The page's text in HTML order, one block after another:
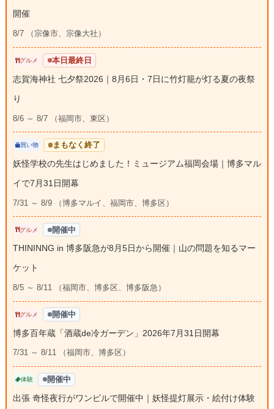
開催
8/7 （宗像市、宗像大社）
グルメ 本日最終日
志賀海神社 七夕祭2026｜8月6日・7日に竹灯籠が灯る夏の夜祭
り
8/6 ～ 8/7 （福岡市、東区）
買い物 まもなく終了
妖怪学校の先生はじめました！ミュージアム福岡会場｜博多マル
イで7月31日開幕
7/31 ～ 8/9 （博多マルイ、福岡市、博多区）
グルメ 開催中
THININNG in 博多阪急が8月5日から開催｜山の問題を知るマー
ケット
8/5 ～ 8/11 （福岡市、博多区、博多阪急）
グルメ 開催中
博多百年蔵「酒蔵de冷ガーデン」2026年7月31日開幕
7/31 ～ 8/11 （福岡市、博多区）
体験 開催中
出張 奇怪夜行がワンビルで開催中｜妖怪提灯展示・絵付け体験